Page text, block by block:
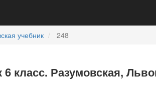
учебник 248
класс. Разумовская,